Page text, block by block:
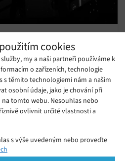
cookies
my a naši partneři používáme k
o zařízeních, technologie
s těmito technologiemi nám a našim
osobní údaje, jako je chování při
tomto webu. Nesouhlas nebo
ovlivnit určité vlastnosti a
s výše uvedeným nebo proveďte
budou použity pouze na tomto
se odvolal
společnost Apple označila
sporu se studiem Epic za svou
se.